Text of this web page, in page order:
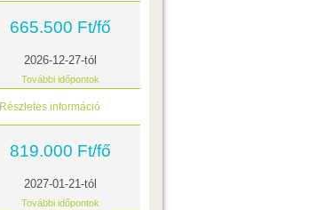
665.500 Ft/fő
2026-12-27-tól
További időpontok
Részletes információ
819.000 Ft/fő
2027-01-21-tól
További időpontok